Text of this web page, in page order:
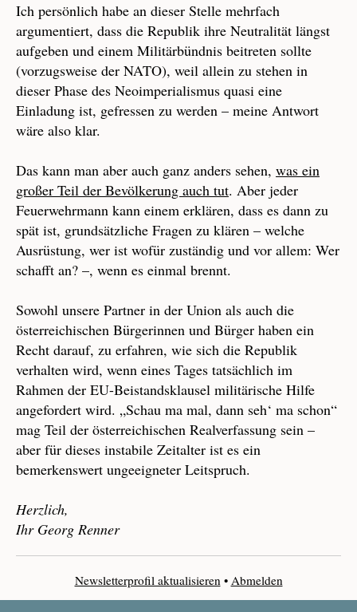
Ich persönlich habe an dieser Stelle mehrfach
argumentiert, dass die Republik ihre Neutralität längst
aufgeben und einem Militärbündnis beitreten sollte
(vorzugsweise der NATO), weil allein zu stehen in
dieser Phase des Neoimperialismus quasi eine
Einladung ist, gefressen zu werden – meine Antwort
wäre also klar.
Das kann man aber auch ganz anders sehen, was ein
großer Teil der Bevölkerung auch tut. Aber jeder
Feuerwehrmann kann einem erklären, dass es dann zu
spät ist, grundsätzliche Fragen zu klären – welche
Ausrüstung, wer ist wofür zuständig und vor allem: Wer
schafft an? –, wenn es einmal brennt.
Sowohl unsere Partner in der Union als auch die
österreichischen Bürgerinnen und Bürger haben ein
Recht darauf, zu erfahren, wie sich die Republik
verhalten wird, wenn eines Tages tatsächlich im
Rahmen der EU-Beistandsklausel militärische Hilfe
angefordert wird. „Schau ma mal, dann seh‘ ma schon“
mag Teil der österreichischen Realverfassung sein –
aber für dieses instabile Zeitalter ist es ein
bemerkenswert ungeeigneter Leitspruch.
Herzlich,
Ihr Georg Renner
Newsletterprofil aktualisieren• Abmelden